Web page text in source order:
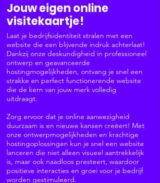
Jouw eigen online
visitekaartje!
Laat je bedrijfsidentiteit stralen met een
website die een blijvende indruk achterlaat!
Dankzij onze deskundigheid in professioneel
ontwerp en geavanceerde
hostingmogelijkheden, ontvang je snel een
strakke en perfect functionerende website
die de kern van jouw merk volledig
uitdraagt.
Zorg ervoor dat je online aanwezigheid
duurzaam is en nieuwe kansen creëert! Met
onze ontwerpmogelijkheden en krachtige
hostingoplossingen kun je snel een website
lanceren die niet alleen visueel aantrekkelijk
is, maar ook naadloos presteert, waardoor
positieve interacties en groei voor je bedrijf
worden gestimuleerd.